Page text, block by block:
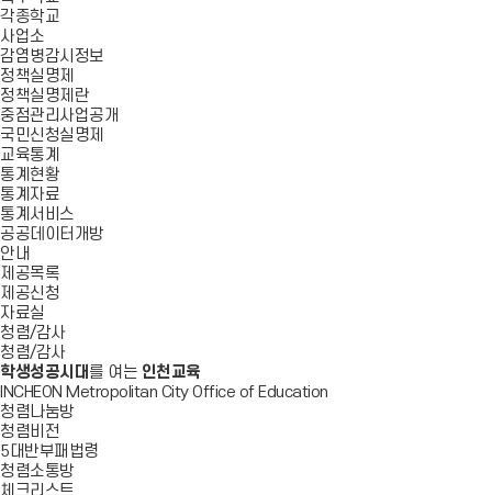
각종학교
사업소
감염병감시정보
정책실명제
정책실명제란
중점관리사업공개
국민신청실명제
교육통계
통계현황
통계자료
통계서비스
공공데이터개방
안내
제공목록
제공신청
자료실
청렴/감사
청렴/감사
학생성공시대 를 여는 인천교육
INCHEON Metropolitan City Office of Education
청렴나눔방
청렴비전
5대반부패법령
청렴소통방
체크리스트